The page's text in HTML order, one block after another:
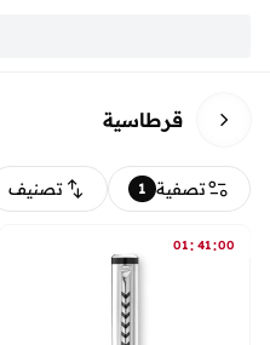
قرطاسية
تصفية 1 تصنيف
01: 41:00